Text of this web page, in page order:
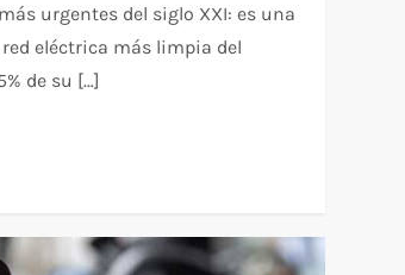
urgentes del siglo XXI: es una
eléctrica más limpia del
de su […]